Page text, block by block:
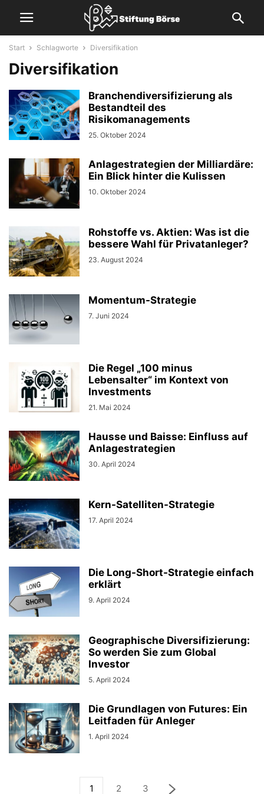
Start Schlagworte Diversifikation
Diversifikation
Branchendiversifizierung als
Bestandteil des
Risikomanagements
25. Oktober 2024
Anlagestrategien der Milliardäre:
Ein Blick hinter die Kulissen
10. Oktober 2024
Rohstoffe vs. Aktien: Was ist die
bessere Wahl für Privatanleger?
23. August 2024
Momentum-Strategie
7. Juni 2024
Die Regel „100 minus
Lebensalter“ im Kontext von
Investments
21. Mai 2024
Hausse und Baisse: Einfluss auf
Anlagestrategien
30. April 2024
Kern-Satelliten-Strategie
17. April 2024
Die Long-Short-Strategie einfach
erklärt
9. April 2024
Geographische Diversifizierung:
So werden Sie zum Global
Investor
5. April 2024
Die Grundlagen von Futures: Ein
Leitfaden für Anleger
1. April 2024
1 2 3